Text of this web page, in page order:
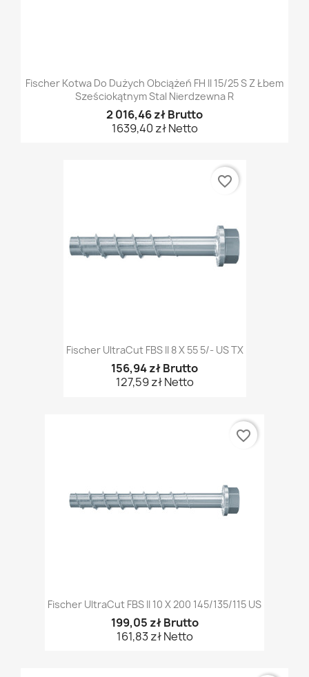
Fischer Kotwa Do Dużych Obciążeń FH II 15/25 S Z Łbem
Sześciokątnym Stal Nierdzewna R
2 016,46 zł Brutto
1639,40 zł Netto
Fischer UltraCut FBS II 8 X 55 5/- US TX
156,94 zł Brutto
127,59 zł Netto
favorite_border
Fischer UltraCut FBS II 10 X 200 145/135/115 US
199,05 zł Brutto
161,83 zł Netto
favorite_border